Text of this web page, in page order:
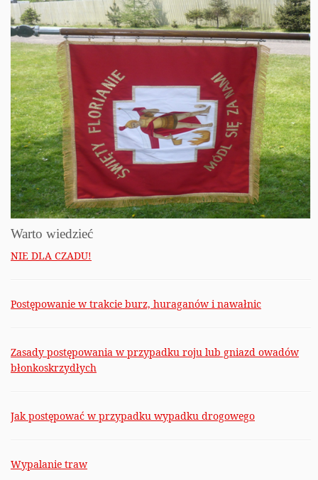
Warto wiedzieć
NIE DLA CZADU!
Postępowanie w trakcie burz, huraganów i nawałnic
Zasady postępowania w przypadku roju lub gniazd owadów
błonkoskrzydłych
Jak postępować w przypadku wypadku drogowego
Wypalanie traw